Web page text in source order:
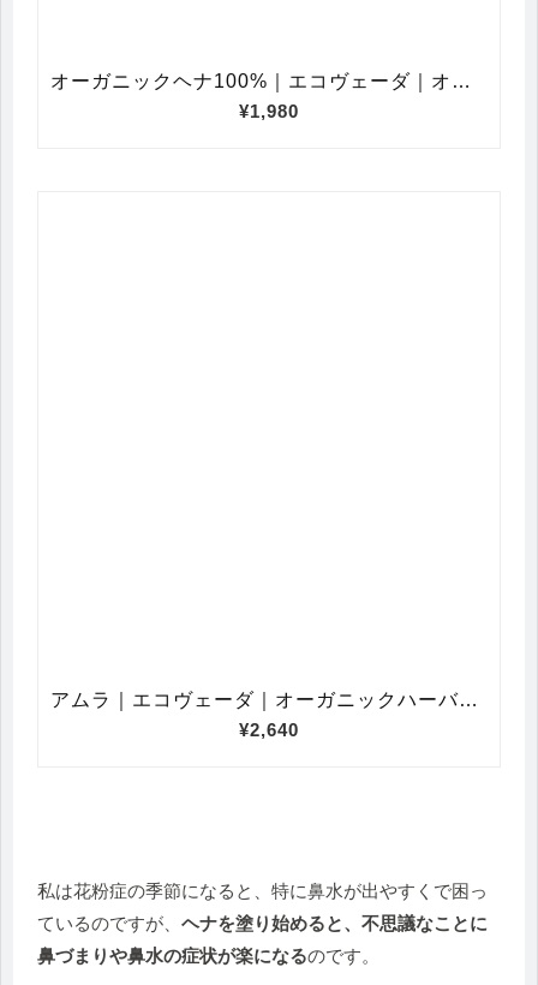
私は花粉症の季節になると、特に鼻水が出やすくで困っ
ているのですが、 ヘナを塗り始めると、不思議なことに
鼻づまりや鼻水の症状が楽になるのです。